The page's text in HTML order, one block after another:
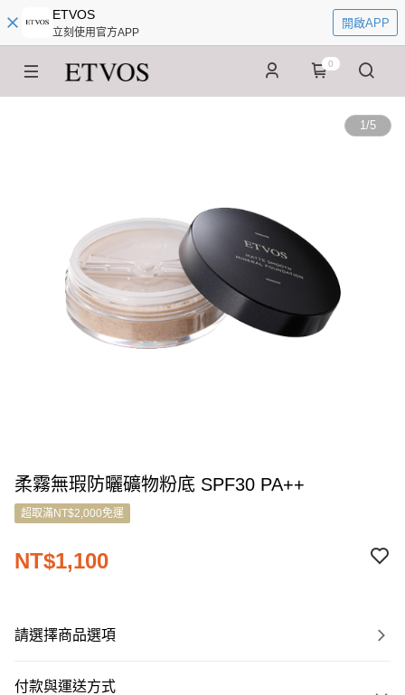
ETVOS
立刻使用官方APP
開啟APP
0
1/5
柔霧無瑕防曬礦物粉底 SPF30 PA++
超取滿NT$2,000免運
NT$1,100
請選擇商品選項
付款與運送方式